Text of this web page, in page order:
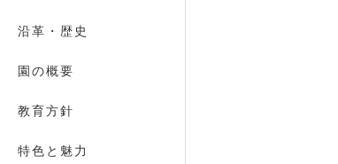
沿革・歴史
園の概要
教育方針
特色と魅力